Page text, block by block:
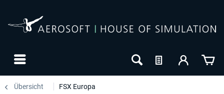
Übersicht FSX Europa